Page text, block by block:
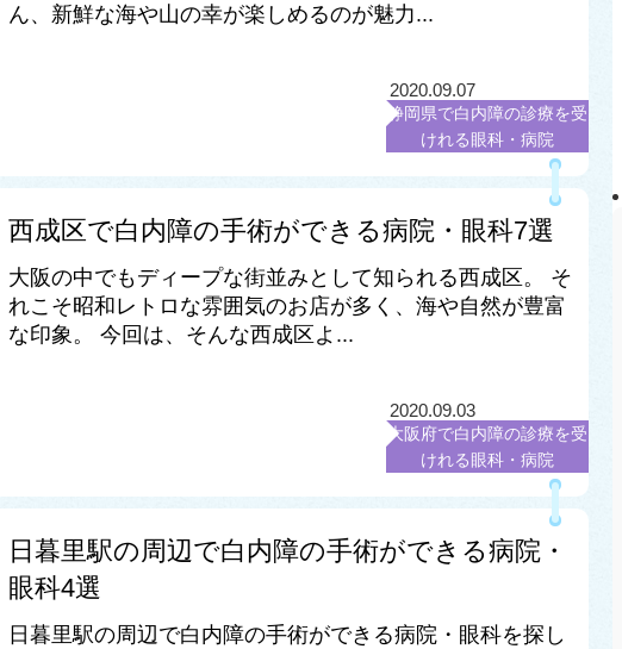
ん、新鮮な海や山の幸が楽しめるのが魅力...
2020.09.07
静岡県で白内障の診療を受
けれる眼科・病院
西成区で白内障の手術ができる病院・眼科7選
大阪の中でもディープな街並みとして知られる西成区。 そ
れこそ昭和レトロな雰囲気のお店が多く、海や自然が豊富
な印象。 今回は、そんな西成区よ...
2020.09.03
大阪府で白内障の診療を受
けれる眼科・病院
日暮里駅の周辺で白内障の手術ができる病院・
眼科4選
日暮里駅の周辺で白内障の手術ができる病院・眼科を探し